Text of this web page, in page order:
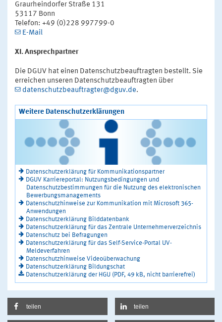
Graurheindorfer Straße 131
53117 Bonn
Telefon: +49 (0)228 997799-0
E-Mail
XI. Ansprechpartner
Die DGUV hat einen Datenschutzbeauftragten bestellt. Sie
erreichen unseren Datenschutzbeauftragten über
datenschutzbeauftragter@dguv.de.
Weitere Datenschutzerklärungen
Datenschutzerklärung für Kommunikationspartner
DGUV Karriereportal: Nutzungsbedingungen und
Datenschutzbestimmungen für die Nutzung des elektronischen
Bewerbungsmanagements
Datenschutzhinweise zur Kommunikation mit Microsoft 365-
Anwendungen
Datenschutzerklärung Bilddatenbank
Datenschutzerklärung für das Zentrale Unternehmerverzeichnis
Datenschutz bei Befragungen
Datenschutzerklärung für das Self-Service-Portal UV-
Meldeverfahren
Datenschutzhinweise Videoüberwachung
Datenschutzerklärung Bildungschat
Datenschutzerklärung der HGU (PDF, 49 kB, nicht barrierefrei)
teilen teilen